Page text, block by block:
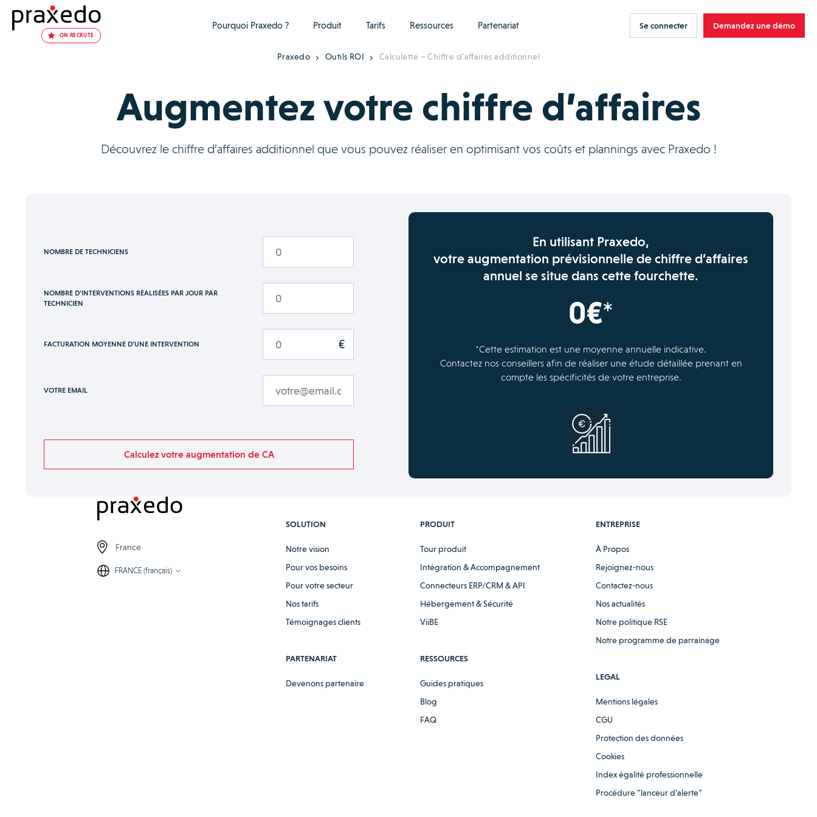
ON RECRUTE
Pourquoi Praxedo ? Produit Tarifs Ressources Partenariat Se connecter Demandez une démo
Praxedo Outils ROI Calculette – Chiffre d’affaires additionnel
Augmentez votre chiffre d’affaires
Découvrez le chiffre d’affaires additionnel que vous pouvez réaliser en optimisant vos coûts et plannings avec Praxedo !
NOMBRE DE TECHNICIENS
NOMBRE D’INTERVENTIONS RÉALISÉES PAR JOUR PAR
TECHNICIEN
FACTURATION MOYENNE D’UNE INTERVENTION €
VOTRE EMAIL
Calculez votre augmentation de CA
En utilisant Praxedo,
votre augmentation prévisionnelle de chiffre d’affaires
annuel se situe dans cette fourchette.
0€*
*Cette estimation est une moyenne annuelle indicative.
Contactez nos conseillers afin de réaliser une étude détaillée prenant en
compte les spécificités de votre entreprise.
France
FRANCE (français)
SOLUTION
Notre vision
Pour vos besoins
Pour votre secteur
Nos tarifs
Témoignages clients
PARTENARIAT
Devenons partenaire
PRODUIT
Tour produit
Intégration & Accompagnement
Connecteurs ERP/CRM & API
Hébergement & Sécurité
ViiBE
RESSOURCES
Guides pratiques
Blog
FAQ
ENTREPRISE
À Propos
Rejoignez-nous
Contactez-nous
Nos actualités
Notre politique RSE
Notre programme de parrainage
LEGAL
Mentions légales
CGU
Protection des données
Cookies
Index égalité professionnelle
Procédure “lanceur d’alerte”